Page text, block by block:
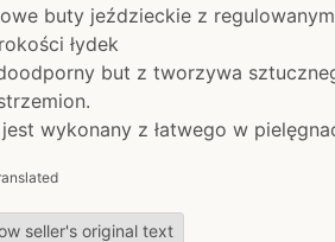
buty jeździeckie z
łydek
but z tworzywa
wykonany z łatwego w
seller's original text